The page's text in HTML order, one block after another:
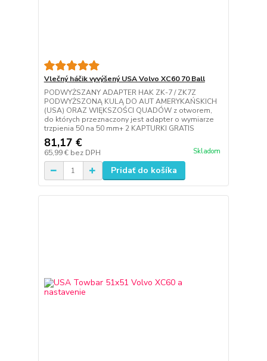
Vlečný háčik vyvýšený USA Volvo XC60 70 Ball
PODWYŻSZANY ADAPTER HAK ZK-7 / ZK7Z
PODWYŻSZONĄ KULĄ DO AUT AMERYKAŃSKICH
(USA) ORAZ WIĘKSZOŚCI QUADÓW z otworem,
do których przeznaczony jest adapter o wymiarze
trzpienia 50 na 50 mm+ 2 KAPTURKI GRATIS
81,17 €
65,99 € bez DPH Skladom
Pridať do košíka